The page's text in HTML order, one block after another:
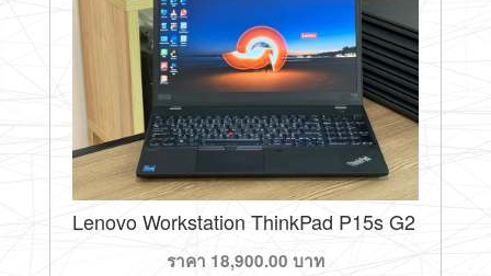
Lenovo Workstation ThinkPad P15s G2
ราคา 18,900.00 บาท